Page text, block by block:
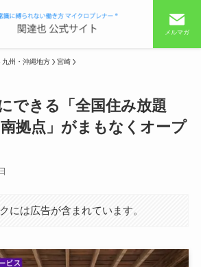
メルマガ
九州・沖縄地方 宮崎
できる「全国住み放題
拠点」がまもなくオープ
には広告が含まれています。